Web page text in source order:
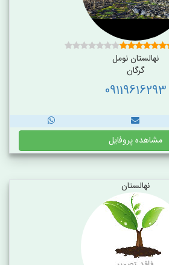
نهالستان نومل
گرگان
09119616293
مشاهده پروفایل
نهالستان